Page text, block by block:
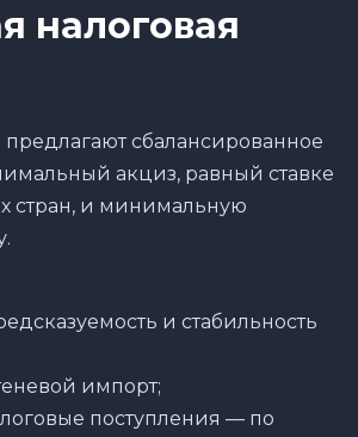
налоговая
сбалансированное
акциз, равный ставке
стран, и минимальную
и стабильность
импорт;
поступления — по